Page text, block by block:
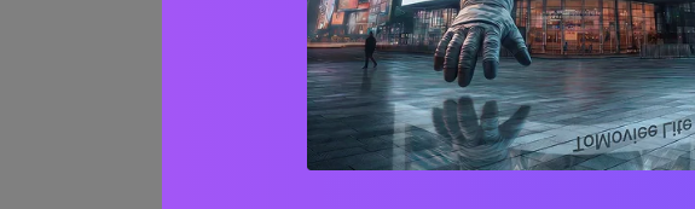
イエロー・オ
が優れている
黄色、オレンジ、赤は温かみや